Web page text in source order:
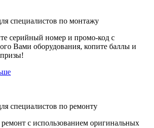
специалистов по монтажу
серийный номер и промо-код с
Вами оборудования, копите баллы и
призы!
специалистов по ремонту
с использованием оригинальных